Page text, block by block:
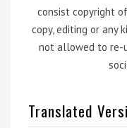
consist copyright
copy, editing or any
not allowed to re-
Translated